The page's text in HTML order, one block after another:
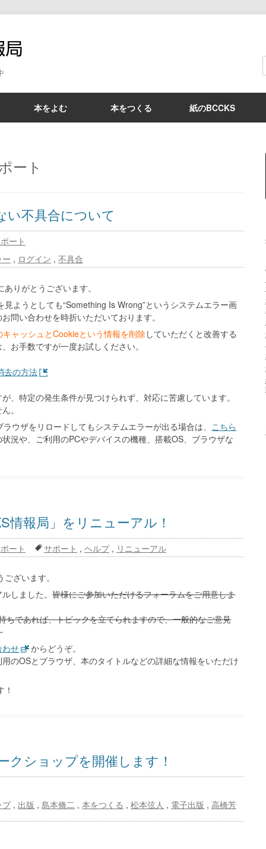
本をよむ 本をつくる 紙のBCCKS
ート
不具合について
ート
, ログイン , 不具合
りがとうございます。
ようとしても“Something Is Wrong”というシステムエラー画
問い合わせを時折いただいております。
ャッシュとCookieという情報を削除 していただくと改善する
お手数ですが一度お試しください。
去の方法
、特定の発生条件が見つけられず、対応に苦慮しています。
。
ウザをリロードしてもシステムエラーが出る場合は、 こちら
況や、ご利用のPCやデバイスの機種、搭載OS、ブラウザな
情報局」をリニューアル！
ート サポート , ヘルプ, リニューアル
ざいます。
しました。皆様にご参加いただけるフォーラムをご用意しま
ちであれば、トピックを立てられますので、一般的なご意見
わせ
からどうぞ。
のOSとブラウザ、本のタイトルなどの詳細な情報をいただけ
クショップを開催します！
プ, 出版 , 島本脩二 , 本をつくる , 松本弦人 , 電子出版 , 高橋芳